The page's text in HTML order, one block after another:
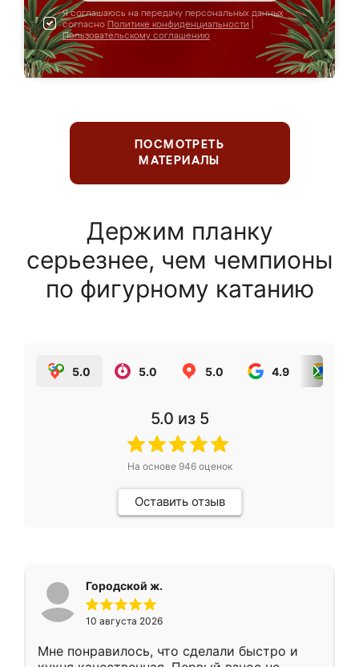
Я соглашаюсь на передачу персональных данных
согласно Политике конфиденциальности
Пользовательскому соглашению
ПОСМОТРЕТЬ
МАТЕРИАЛЫ
Держим планку
серьезнее, чем чемпионы
по фигурному катанию
5.0 5.0 5.0 4.9
5.0 из 5
На основе 946оценок
Оставить отзыв
Городской ж.
10 августа 2026
Мне понравилось, что сделали быстро и